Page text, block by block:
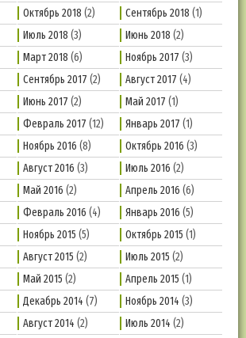
Октябрь 2018 (2) Сентябрь 2018 (1)
Июль 2018 (3) Июнь 2018 (2)
Март 2018 (6) Ноябрь 2017 (3)
Сентябрь 2017 (2) Август 2017 (4)
Июнь 2017 (2) Май 2017 (1)
Февраль 2017 (12) Январь 2017 (1)
Ноябрь 2016 (8) Октябрь 2016 (3)
Август 2016 (3) Июль 2016 (2)
Май 2016 (2) Апрель 2016 (6)
Февраль 2016 (4) Январь 2016 (5)
Ноябрь 2015 (5) Октябрь 2015 (1)
Август 2015 (2) Июль 2015 (2)
Май 2015 (2) Апрель 2015 (1)
Декабрь 2014 (7) Ноябрь 2014 (3)
Август 2014 (2) Июль 2014 (2)